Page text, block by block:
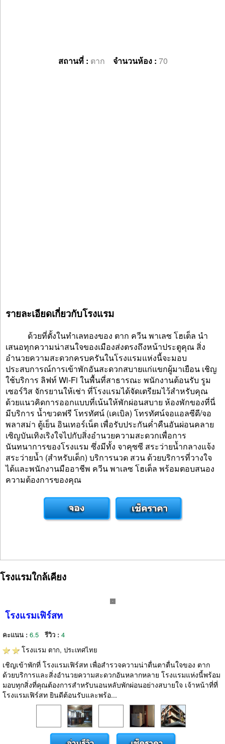
สถานที่ : ตาก จำนวนห้อง : 70
รายละเอียดเกี่ยวกับโรงแรม
ด้วยที่ตั้งในทำเลทองของ ตาก ควีน พาเลซ โฮเต็ล นำ
เสนอทุกความน่าสนใจของเมืองส่งตรงถึงหน้าประตูคุณ สิ่ง
อำนวยความสะดวกครบครันในโรงแรมแห่งนี้จะมอบ
ประสบการณ์การเข้าพักอันสะดวกสบายแก่แขกผู้มาเยือน เชิญ
ใช้บริการ ลิฟท์ Wi-Fi ในพื้นที่สาธารณะ พนักงานต้อนรับ รูม
เซอร์วิส จักรยานให้เช่า ที่โรงแรมได้จัดเตรียมไว้สำหรับคุณ
ด้วยแนวคิดการออกแบบที่เน้นให้พักผ่อนสบาย ห้องพักของที่นี่
มีบริการ น้ำขวดฟรี โทรทัศน์ (เคเบิล) โทรทัศน์จอแอลซีดี/จอ
พลาสม่า ตู้เย็น อินเทอร์เน็ต เพื่อรับประกันค่ำคืนอันผ่อนคลาย
เซิญบันเทิงเริงใจไปกับสิ่งอำนวยความสะดวกเพื่อการ
นันทนาการของโรงแรม ซึ่งมีทั้ง จาคุซซี สระว่ายน้ำกลางแจ้ง
สระว่ายน้ำ (สำหรับเด็ก) บริการนวด สวน ด้วยบริการที่วางใจ
ได้และพนักงานมืออาชีพ ควีน พาเลซ โฮเต็ล พร้อมตอบสนอง
ความต้องการของคุณ
โรงแรมใกล้เคียง
โรงแรมเฟิร์สท
คะแนน : 6.5 รีวิว : 4
โรงแรม ตาก, ประเทศไทย
เชิญเข้าพักที่ โรงแรมเฟิร์สท เพื่อสำรวจความน่าตื่นตาตื่นใจของ ตาก
ด้วยบริการและสิ่งอำนวยความสะดวกอันหลากหลาย โรงแรมแห่งนี้พร้อม
มอบทุกสิ่งที่คุณต้องการสำหรับนอนหลับพักผ่อนอย่างสบายใจ เจ้าหน้าที่ที่
โรงแรมเฟิร์สท ยินดีต้อนรับและพร้อ...